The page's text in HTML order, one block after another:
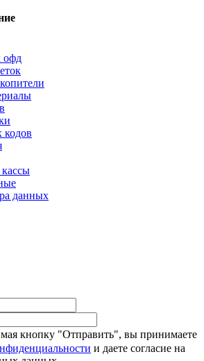
офд
данных
кнопку "Отправить", вы принимаете
и даете согласие на